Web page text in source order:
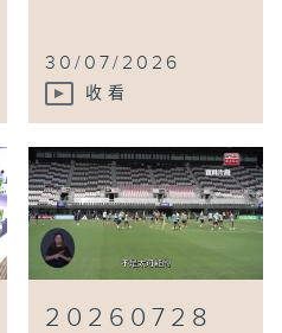
30/07/2026
收看
20260728